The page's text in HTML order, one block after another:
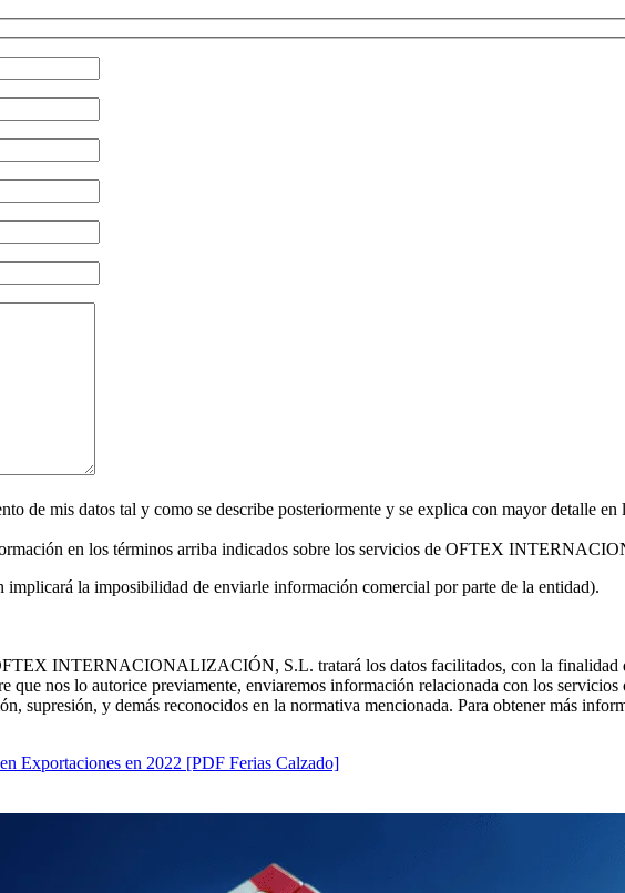
de mis datos tal y como se describe posteriormente y se explica con mayor detalle en
en los términos arriba indicados sobre los servicios de OFTEX
implicará la imposibilidad de enviarle información comercial por parte de la entidad).
INTERNACIONALIZACIÓN, S.L. tratará los datos facilitados, con la finalidad
que nos lo autorice previamente, enviaremos información relacionada con los
supresión, y demás reconocidos en la normativa mencionada. Para obtener más
Exportaciones en 2022 [PDF Ferias Calzado]